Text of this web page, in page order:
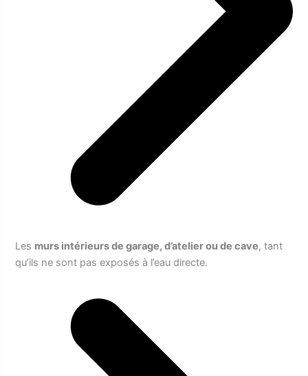
Les murs intérieurs de garage, d’atelier ou de cave, tant
qu’ils ne sont pas exposés à l’eau directe.